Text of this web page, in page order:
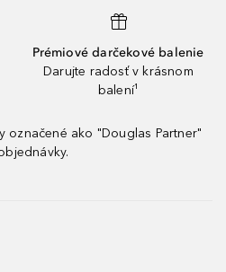
Prémiové darčekové balenie
Darujte radosť v krásnom
balení¹
označené ako "Douglas Partner"